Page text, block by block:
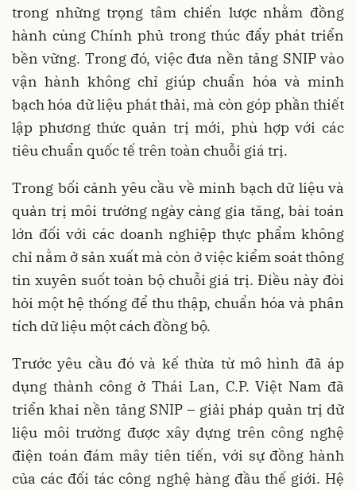
trong những trọng tâm chiến lược nhằm đồng
hành cùng Chính phủ trong thúc đẩy phát triển
bền vững. Trong đó, việc đưa nền tảng SNIP vào
vận hành không chỉ giúp chuẩn hóa và minh
bạch hóa dữ liệu phát thải, mà còn góp phần thiết
lập phương thức quản trị mới, phù hợp với các
tiêu chuẩn quốc tế trên toàn chuỗi giá trị.
Trong bối cảnh yêu cầu về minh bạch dữ liệu và
quản trị môi trường ngày càng gia tăng, bài toán
lớn đối với các doanh nghiệp thực phẩm không
chỉ nằm ở sản xuất mà còn ở việc kiểm soát thông
tin xuyên suốt toàn bộ chuỗi giá trị. Điều này đòi
hỏi một hệ thống để thu thập, chuẩn hóa và phân
tích dữ liệu một cách đồng bộ.
Trước yêu cầu đó và kế thừa từ mô hình đã áp
dụng thành công ở Thái Lan, C.P. Việt Nam đã
triển khai nền tảng SNIP – giải pháp quản trị dữ
liệu môi trường được xây dựng trên công nghệ
điện toán đám mây tiên tiến, với sự đồng hành
của các đối tác công nghệ hàng đầu thế giới. Hệ